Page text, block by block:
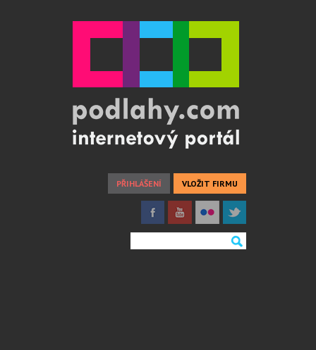
VLOŽIT FIRMU
PŘIHLÁŠENÍ